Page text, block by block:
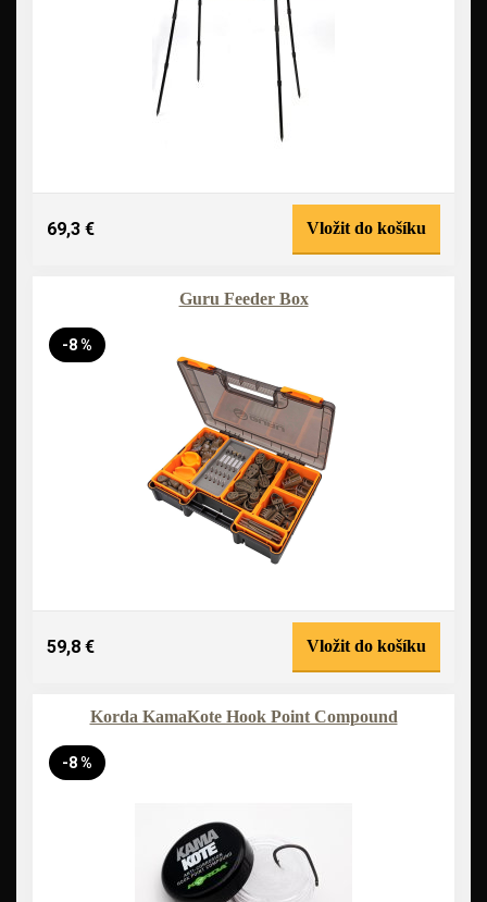
69,3 € Vložit do košíku
Guru Feeder Box
-8 %
59,8 € Vložit do košíku
Korda KamaKote Hook Point Compound
-8 %